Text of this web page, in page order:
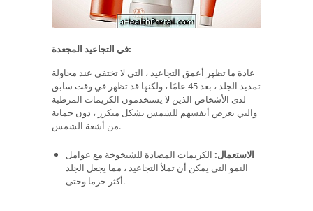
في التجاعيد المجعدة:
عادة ما تظهر أعمق التجاعيد ، التي لا تختفي عند محاولة
تمديد الجلد ، بعد 45 عامًا ، ولكنها قد تظهر في وقت سابق
لدى الأشخاص الذين لا يستخدمون الكريمات المرطبة
والتي تعرض أنفسهم للشمس بشكل متكرر ، دون حماية
من أشعة الشمس.
الاستعمال: الكريمات المضادة للشيخوخة مع عوامل
النمو التي يمكن أن تملأ التجاعيد ، مما يجعل الجلد
أكثر حزما وحتى.